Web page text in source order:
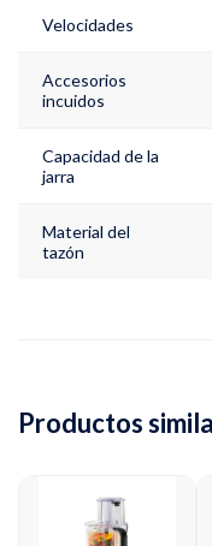
Velocidades
Accesorios
incuidos
Capacidad de la
jarra
Material del
tazón
Productos